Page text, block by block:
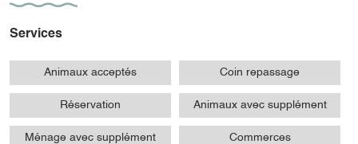
Services
Animaux acceptés Coin repassage
Réservation Animaux avec supplément
Ménage avec supplément Commerces